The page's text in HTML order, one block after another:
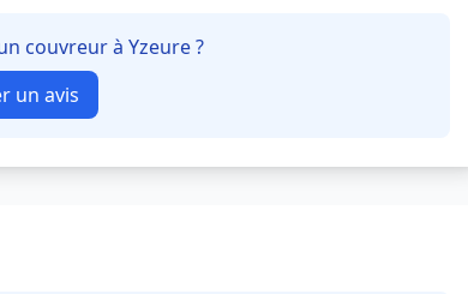
couvreur à Yzeure ?
un avis